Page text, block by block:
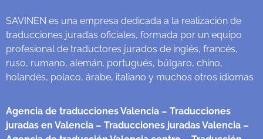
SAVINEN es una empresa dedicada a la realización de
traducciones juradas oficiales, formada por un equipo
profesional de traductores jurados de inglés, francés,
ruso, rumano, alemán, portugués, búlgaro, chino,
holandés, polaco, árabe, italiano y muchos otros idiomas
Agencia de traducciones Valencia – Traducciones
juradas en Valencia – Traducciones juradas Valencia –